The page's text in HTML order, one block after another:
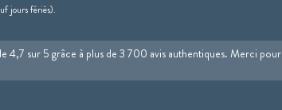
jours fériés).
4,7 sur 5 grâce à plus de 3 700 avis authentiques. Merci pour